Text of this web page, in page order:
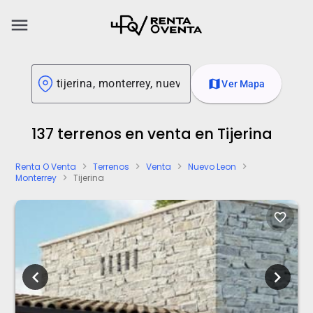
menu
mapVer Mapa
137 terrenos en venta en Tijerina
Renta O Venta chevron_right Terrenos chevron_right Venta chevron_right Nuevo Leon chevron_right
Monterrey chevron_right Tijerina
favorite_border
chevron_left chevron_right